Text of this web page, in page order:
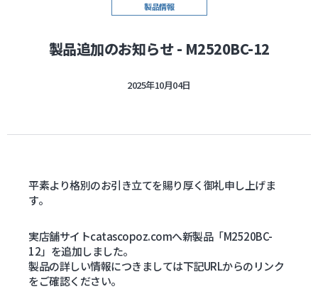
製品情報
製品追加のお知らせ - M2520BC-12
2025年10月04日
平素より格別のお引き立てを賜り厚く御礼申し上げま
す。
実店舗サイトcatascopoz.comへ新製品「M2520BC-
12」を追加しました。
製品の詳しい情報につきましては下記URLからのリンク
をご確認ください。
防犯グッズ・その他
お気に入り